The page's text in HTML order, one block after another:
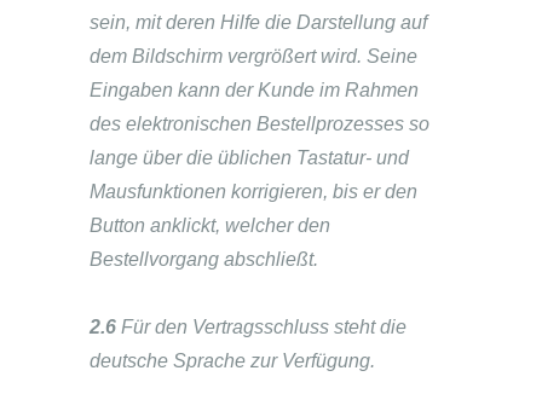
sein, mit deren Hilfe die Darstellung auf
dem Bildschirm vergrößert wird. Seine
Eingaben kann der Kunde im Rahmen
des elektronischen Bestellprozesses so
lange über die üblichen Tastatur- und
Mausfunktionen korrigieren, bis er den
Button anklickt, welcher den
Bestellvorgang abschließt.
2.6 Für den Vertragsschluss steht die
deutsche Sprache zur Verfügung.